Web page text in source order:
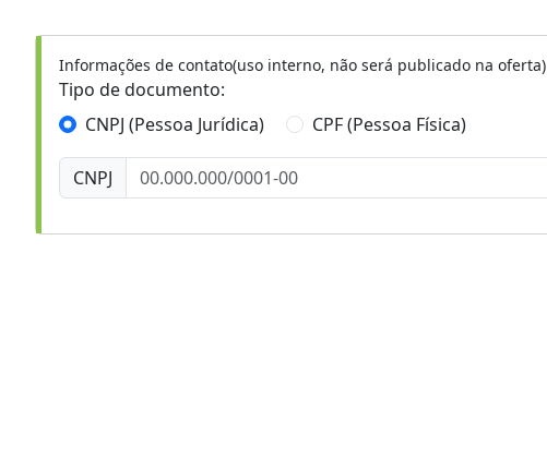
Informações de contato(uso interno, não será publicado na oferta)
Tipo de documento:
CNPJ (Pessoa Jurídica)
CPF (Pessoa Física)
CNPJ